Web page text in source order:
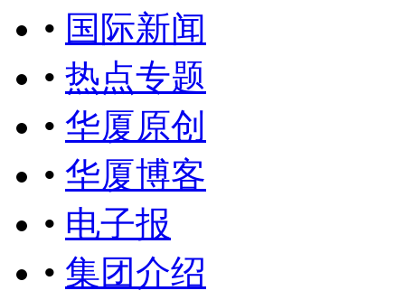
• 国际新闻
• 热点专题
• 华厦原创
• 华厦博客
• 电子报
• 集团介绍